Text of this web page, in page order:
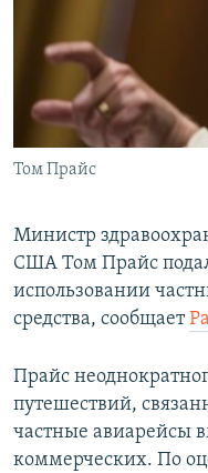
КРЫМ.НЕПОКОРЕННЫЙ
ELIFBE
УКРАИНСКАЯ ПРОБЛЕМА
Все сайты RFE/RL
Том Прайс
Министр
США Том Прайс
использовании
средства, сообщает
Прайс
путешествий,
частные авиарейсы
коммерческих. По